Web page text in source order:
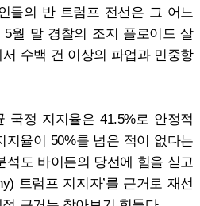
들의 반 트럼프 전선은 그 어느
월 말 경찰의 조지 플로이드 살
수백 건 이상의 파업과 민중항
국정 지지율은 41.5%로 안정적
율이 50%를 넘은 적이 없다는
석도 바이든의 당선에 힘을 싣고
트럼프 지지자’를 근거로 재선